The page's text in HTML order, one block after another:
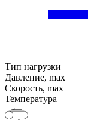
Тип нагрузки
Давление, max
Скорость, max
Температура